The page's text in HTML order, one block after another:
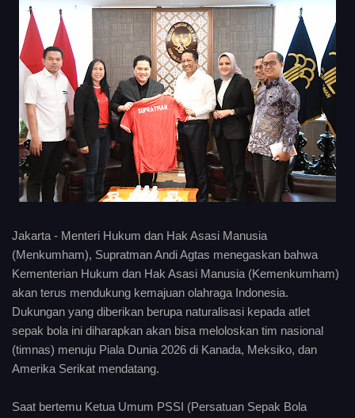
Jakarta - Menteri Hukum dan Hak Asasi Manusia
(Menkumham), Supratman Andi Agtas menegaskan bahwa
Kementerian Hukum dan Hak Asasi Manusia (Kemenkumham)
akan terus mendukung kemajuan olahraga Indonesia.
Dukungan yang diberikan berupa naturalisasi kepada atlet
sepak bola ini diharapkan akan bisa meloloskan tim nasional
(timnas) menuju Piala Dunia 2026 di Kanada, Meksiko, dan
Amerika Serikat mendatang.
Saat bertemu Ketua Umum PSSI (Persatuan Sepak Bola